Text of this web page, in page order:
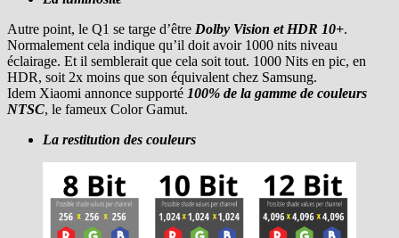
Autre point, le Q1 se targe d’être Dolby Vision et HDR 10+.
Normalement cela indique qu’il doit avoir 1000 nits niveau
éclairage. Et il semblerait que cela soit tout. 1000 Nits en pic, en
HDR, soit 2x moins que son équivalent chez Samsung.
Idem Xiaomi annonce supporté 100% de la gamme de couleurs
NTSC, le fameux Color Gamut.
La restitution des couleurs